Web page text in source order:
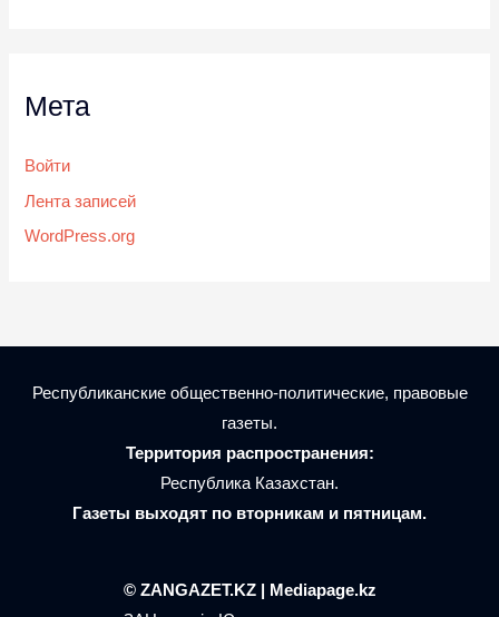
Мета
Войти
Лента записей
WordPress.org
Республиканские общественно-политические, правовые
газеты.
Территория распространения:
Республика Казахстан.
Газеты выходят по вторникам и пятницам.
© ZANGAZET.KZ | Mediapage.kz